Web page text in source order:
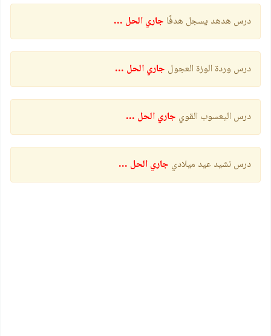
درس هدهد يسجل هدفًا جاري الحل …
درس وردة الوزة العجول جاري الحل …
درس اليعسوب القوي جاري الحل …
درس نشيد عيد ميلادي جاري الحل …